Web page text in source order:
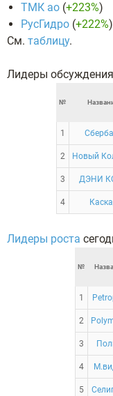
ТМК ао (+223%)
РусГидро (+222%)
См. таблицу.
Лидеры
№
1
2 Новый
3 ДЭНИ
4
Лидеры роста
№
1
2
3
4
5